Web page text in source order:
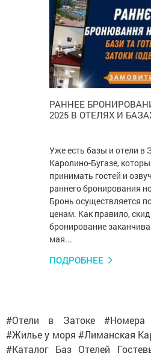
РАННЕЕ
2025 В ОТЕЛЯХ И
Уже есть базы и отели в
Каролино-Бугазе,
принимать гостей и
раннего бронирования
Бронь осуществляется
ценам. Как правило,
бронирование
мая...
ПОДРОБНЕЕ
#Отели в Затоке #Номера
#Жилье у моря #Лиманская
#Каталог Баз Отелей